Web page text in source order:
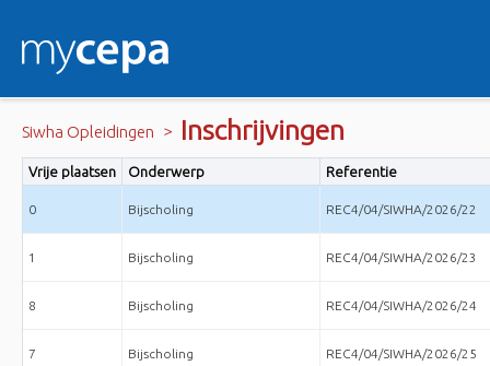
Siwha Opleidingen > Inschrijvingen
Vrije plaatsen Onderwerp Referentie
0 Bijscholing REC4/04/SIWHA/2026/22
1 Bijscholing REC4/04/SIWHA/2026/23
8 Bijscholing REC4/04/SIWHA/2026/24
7 Bijscholing REC4/04/SIWHA/2026/25